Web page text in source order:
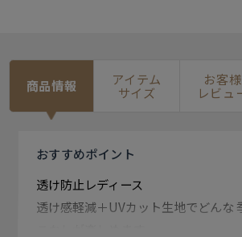
商品情報 アイテム
サイズ
お客様
レビュ
おすすめポイント
透け防止レディース
透け感軽減＋UVカット生地でどんな